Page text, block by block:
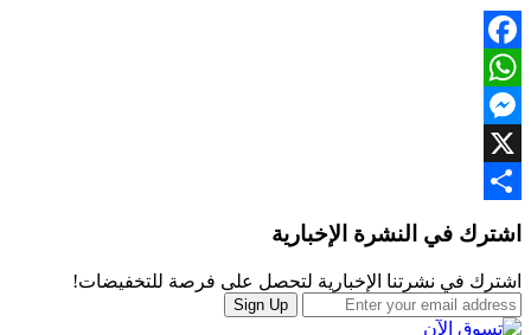
Facebook
WhatsApp
Messenger
X
Share
Carousel
اشترك في النشرة الإخبارية
اشترك في نشرتنا الإخبارية لتحصل على فرصة للتخفيضات!
Sign Up